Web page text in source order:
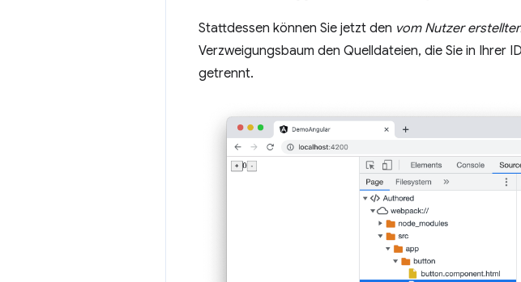
Stattdessen können Sie jetzt den vom Nutzer
Verzweigungsbaum den Quelldateien, die Sie in Ihrer
getrennt.